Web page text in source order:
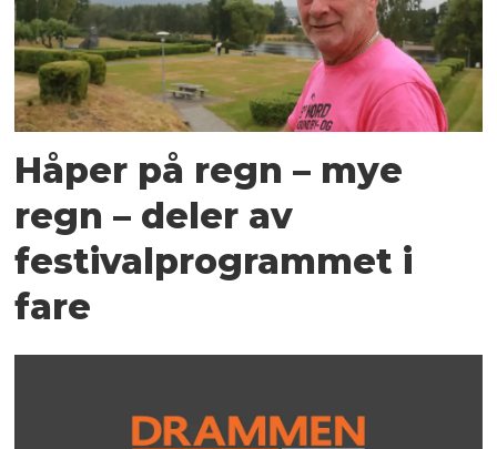
Håper på regn – mye
regn – deler av
festivalprogrammet i
fare